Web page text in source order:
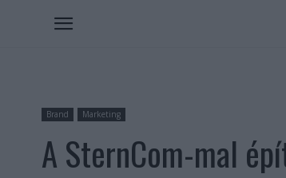
Brand Marketing
A SternCom-mal